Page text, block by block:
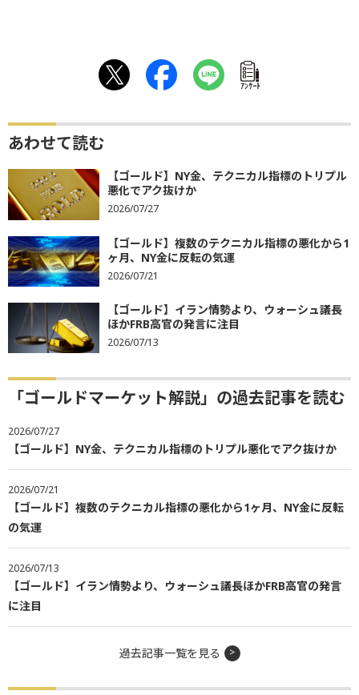
ｱﾝｹｰﾄ
あわせて読む
【ゴールド】NY金、テクニカル指標のトリプル
悪化でアク抜けか
2026/07/27
【ゴールド】複数のテクニカル指標の悪化から1
ヶ月、NY金に反転の気運
2026/07/21
【ゴールド】イラン情勢より、ウォーシュ議長
ほかFRB高官の発言に注目
2026/07/13
「ゴールドマーケット解説」の過去記事を読む
2026/07/27
【ゴールド】NY金、テクニカル指標のトリプル悪化でアク抜けか
2026/07/21
【ゴールド】複数のテクニカル指標の悪化から1ヶ月、NY金に反転
の気運
2026/07/13
【ゴールド】イラン情勢より、ウォーシュ議長ほかFRB高官の発言
に注目
過去記事一覧を見る